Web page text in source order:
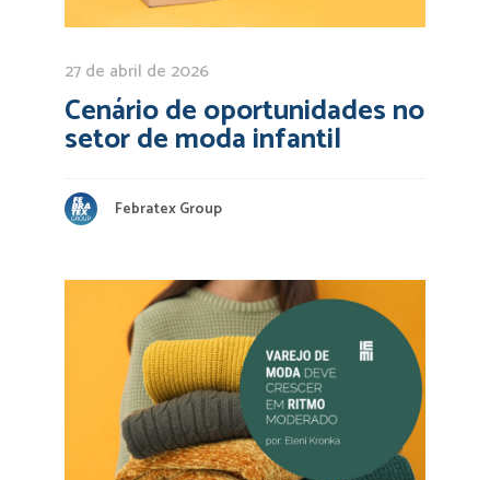
27 de abril de 2026
Cenário de oportunidades no
setor de moda infantil
Febratex Group